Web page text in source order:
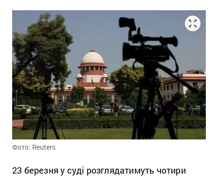
Фото: Reuters
23 березня у суді розглядатимуть чотири